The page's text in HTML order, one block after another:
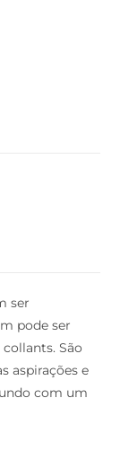
ser
pode ser
São
aspirações e
com um